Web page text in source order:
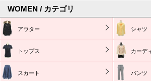
WOMEN / カテゴリ
アウター シャツ
トップス カーデ
スカート パンツ